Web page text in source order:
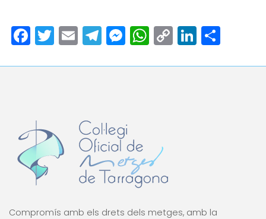
Facebook
Twitter
EmailTelegram
Messenger
WhatsApp
Copy
Link
Compromís amb els drets dels metges, amb la